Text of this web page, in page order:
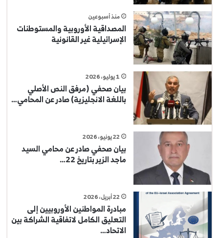
منذ أسبوعين
المصداقية الأوروبية والمستوطنات
الإسرائيلية غير القانونية
1 يوليو، 2026
بيان صحفي (مرفق النص الأصلي
باللغة الانجليزية) صادر عن المحامي…
22 يونيو، 2026
بيان صحفي صادر عن محامي السيد
ماجد الزير بتاريخ 22…
22 أبريل، 2026
مبادرة المواطنين الأوروبيين إلى
التعليق الكامل لاتفاقية الشراكة بين
الاتحاد…